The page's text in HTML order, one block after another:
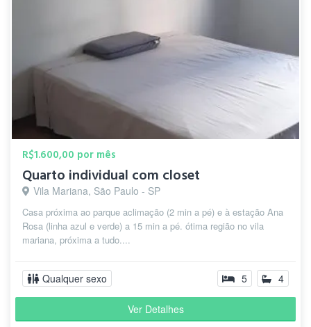
R$1.600,00 por mês
Quarto individual com closet
Vila Mariana, São Paulo - SP
Casa próxima ao parque aclimação (2 min a pé) e à estação Ana
Rosa (linha azul e verde) a 15 min a pé. ótima região no vila
mariana, próxima a tudo....
Qualquer sexo 5 4
Ver Detalhes